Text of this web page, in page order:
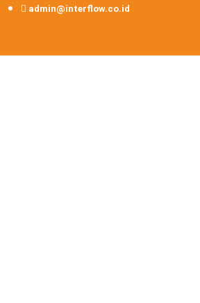
admin@interflow.co.id